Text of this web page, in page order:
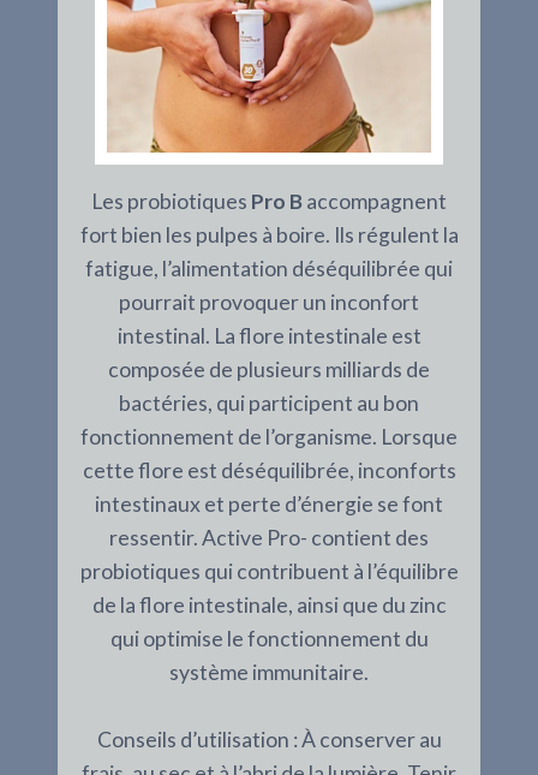
Les probiotiques Pro Baccompagnent
fort bien les pulpes à boire. Ils régulent la
fatigue, l’alimentation déséquilibrée qui
pourrait provoquer un inconfort
intestinal. La flore intestinale est
composée de plusieurs milliards de
bactéries, qui participent au bon
fonctionnement de l’organisme. Lorsque
cette flore est déséquilibrée, inconforts
intestinaux et perte d’énergie se font
ressentir. Active Pro- contient des
probiotiques qui contribuent à l’équilibre
de la flore intestinale, ainsi que du zinc
qui optimise le fonctionnement du
système immunitaire.
Conseils d’utilisation : À conserver au